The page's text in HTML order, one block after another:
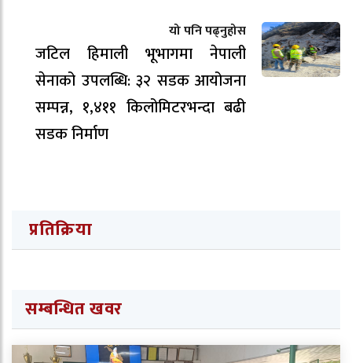
यो पनि पढ्नुहोस
जटिल हिमाली भूभागमा नेपाली
सेनाको उपलब्धि: ३२ सडक आयोजना
सम्पन्न, १,४११ किलोमिटरभन्दा बढी
सडक निर्माण
प्रतिक्रिया
सम्बन्धित खवर